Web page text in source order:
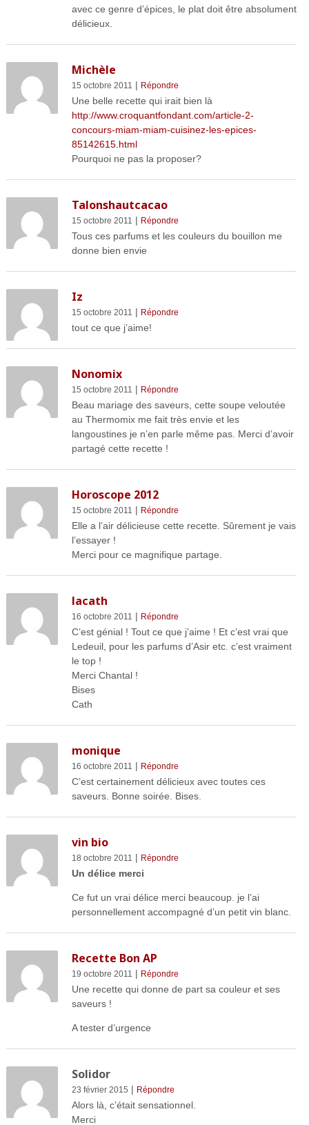
avec ce genre d’épices, le plat doit être absolument
délicieux.
Michèle
15 octobre 2011 | Répondre
Une belle recette qui irait bien là
http://www.croquantfondant.com/article-2-
concours-miam-miam-cuisinez-les-epices-
85142615.html
Pourquoi ne pas la proposer?
Talonshautcacao
15 octobre 2011 | Répondre
Tous ces parfums et les couleurs du bouillon me
donne bien envie
Iz
15 octobre 2011 | Répondre
tout ce que j’aime!
Nonomix
15 octobre 2011 | Répondre
Beau mariage des saveurs, cette soupe veloutée
au Thermomix me fait très envie et les
langoustines je n’en parle même pas. Merci d’avoir
partagé cette recette !
Horoscope 2012
15 octobre 2011 | Répondre
Elle a l’air délicieuse cette recette. Sûrement je vais
l’essayer !
Merci pour ce magnifique partage.
lacath
16 octobre 2011 | Répondre
C’est génial ! Tout ce que j’aime ! Et c’est vrai que
Ledeuil, pour les parfums d’Asir etc. c’est vraiment
le top !
Merci Chantal !
Bises
Cath
monique
16 octobre 2011 | Répondre
C’est certainement délicieux avec toutes ces
saveurs. Bonne soirée. Bises.
vin bio
18 octobre 2011 | Répondre
Un délice merci
Ce fut un vrai délice merci beaucoup. je l’ai
personnellement accompagné d’un petit vin blanc.
Recette Bon AP
19 octobre 2011 | Répondre
Une recette qui donne de part sa couleur et ses
saveurs !
A tester d’urgence
Solidor
23 février 2015 | Répondre
Alors là, c’était sensationnel.
Merci